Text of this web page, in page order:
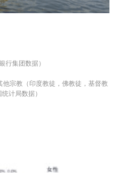
行集团数据）
宗教（印度教徒，佛教徒，基督教
计局数据）